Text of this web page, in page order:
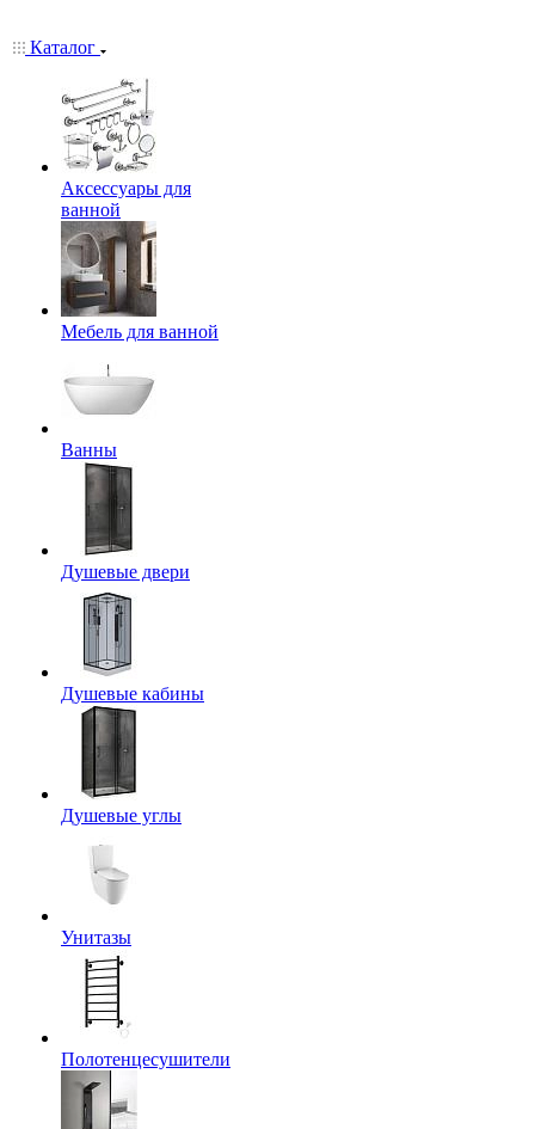
Каталог
Аксессуары для
ванной
Мебель для ванной
Ванны
Душевые двери
Душевые кабины
Душевые углы
Унитазы
Полотенцесушители